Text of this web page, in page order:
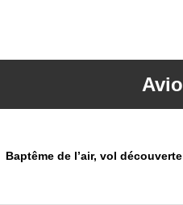
Baptême de l’air, vol